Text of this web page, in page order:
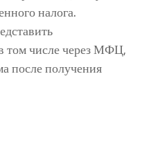
налога.
том числе через МФЦ,
после получения